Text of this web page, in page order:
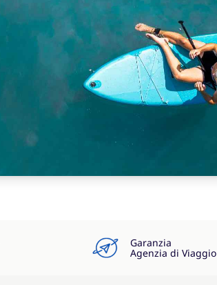
Garanzia
Agenzia di Viaggio